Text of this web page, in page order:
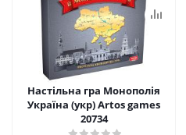
Настільна гра Монополія
Україна (укр) Artos games
20734